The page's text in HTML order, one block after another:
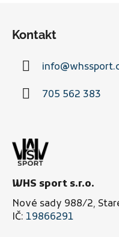
Kontakt
info@
705 562 383
WHS sport s.r.o.
Nové sady 988/2,
IČ: 19866291